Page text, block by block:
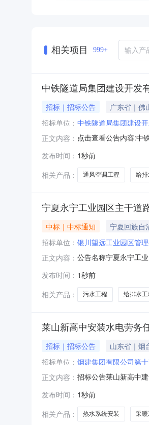
相关项目 999+
中铁隧道局集团建设开发
招标｜招标公告 广东省｜佛
招标单位： 中铁隧道局集团建设
正文内容： 点击查看公告内容:中
发布时间： 1秒前
相关产品：
通风空调工程 给排
宁夏永宁工业园区主干道
中标｜中标通知 宁夏回族自
招标单位： 银川望远工业园区管
正文内容： 公告名称宁夏永宁工
年08月04日完成评标
道路建设项目（纬六路
发布时间： 1秒前
相关产品：
污水工程 给排水工
莱山新高中安装水电劳务
招标｜招标公告 山东省｜烟
招标单位： 烟建集团有限公司第
正文内容： 招标公告莱山新高中
财政投资出资比例为
筑面积31030平方米
范围为（1）艺体
发布时间： 1秒前
相关产品：
热水系统安装 采暖